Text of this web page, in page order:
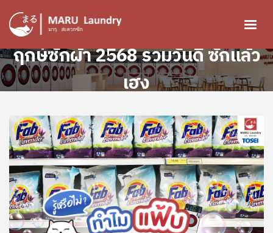
ข้ามไปยังเนื้อหาหลัก
ฤกษ์ซักผ้า 2568 รวมวันดี ซักแล้ว
เฮง
Image